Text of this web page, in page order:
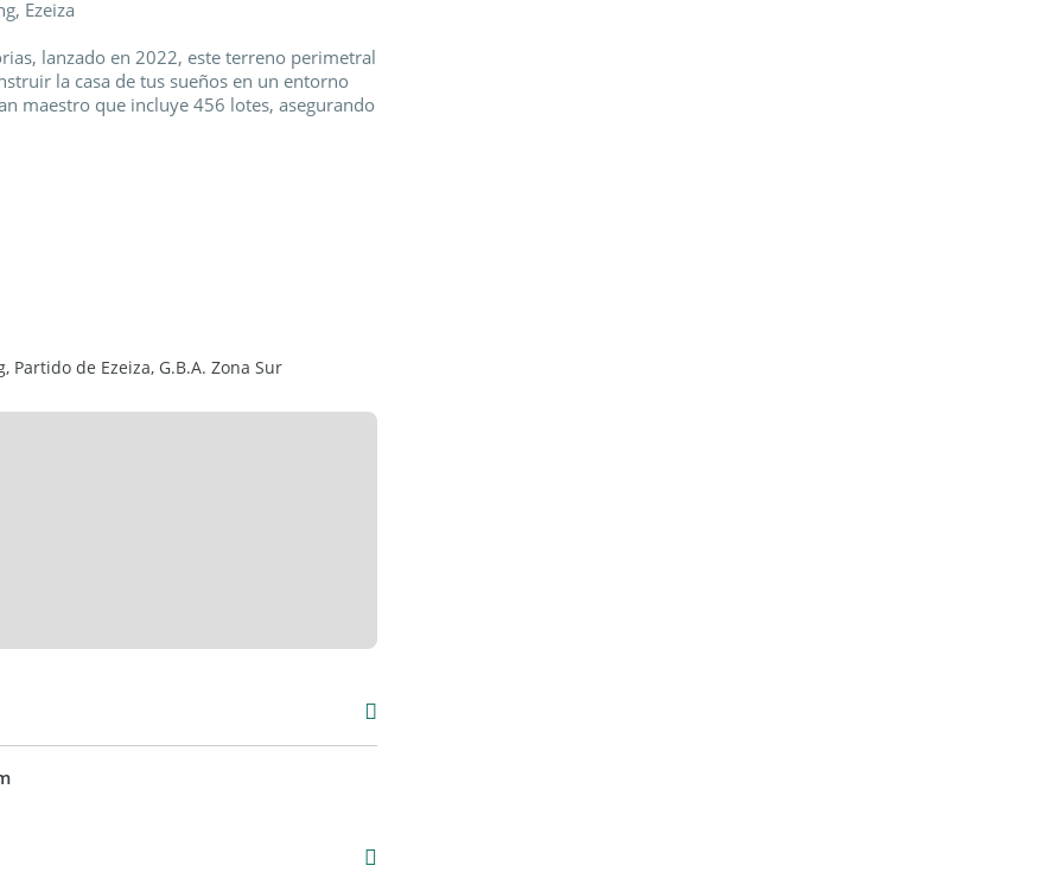
Ezeiza
lanzado en 2022, este terreno perimetral
la casa de tus sueños en un entorno
maestro que incluye 456 lotes, asegurando
y paddle, ideales para los amantes del
y reuniones sociales.
de especies nativas para el paisajismo.
agua potable y alumbrado público.
Partido de Ezeiza, G.B.A. Zona Sur